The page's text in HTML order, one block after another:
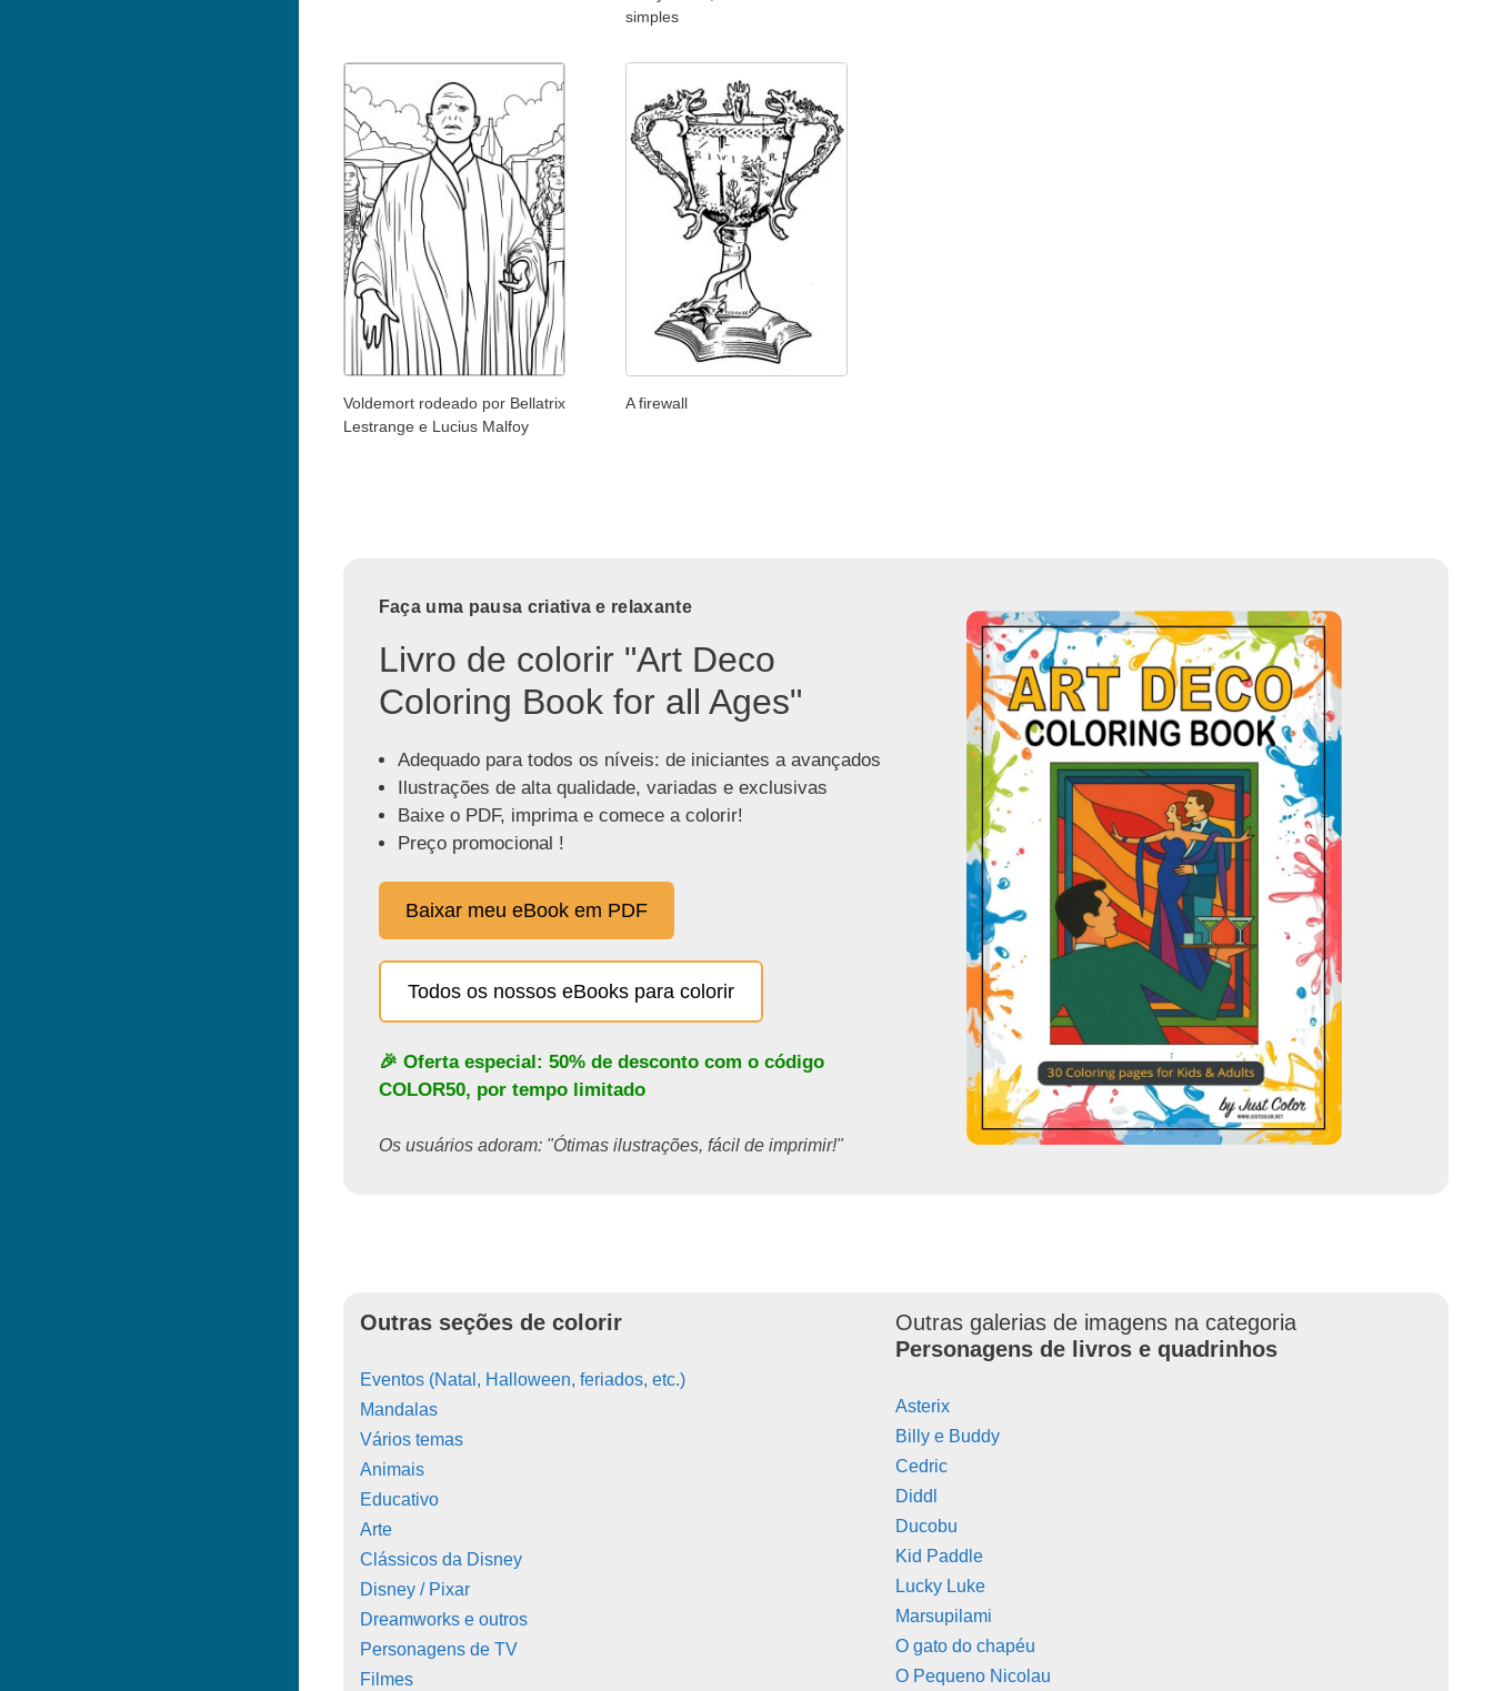
simples
Voldemort rodeado por Bellatrix
Lestrange e Lucius Malfoy
A firewall
Faça uma pausa criativa e relaxante
Livro de colorir "Art Deco
Coloring Book for all Ages"
Adequado para todos os níveis: de iniciantes a avançados
Ilustrações de alta qualidade, variadas e exclusivas
Baixe o PDF, imprima e comece a colorir!
Preço promocional !
Baixar meu eBook em PDF
Todos os nossos eBooks para colorir
🎉 Oferta especial: 50% de desconto com o código
COLOR50, por tempo limitado
Os usuários adoram: "Ótimas ilustrações, fácil de imprimir!"
Outras seções de colorir
Eventos (Natal, Halloween, feriados, etc.)
Mandalas
Vários temas
Animais
Educativo
Arte
Clássicos da Disney
Disney / Pixar
Dreamworks e outros
Personagens de TV
Filmes
Outras galerias de imagens na categoria
Personagens de livros e quadrinhos
Asterix
Billy e Buddy
Cedric
Diddl
Ducobu
Kid Paddle
Lucky Luke
Marsupilami
O gato do chapéu
O Pequeno Nicolau